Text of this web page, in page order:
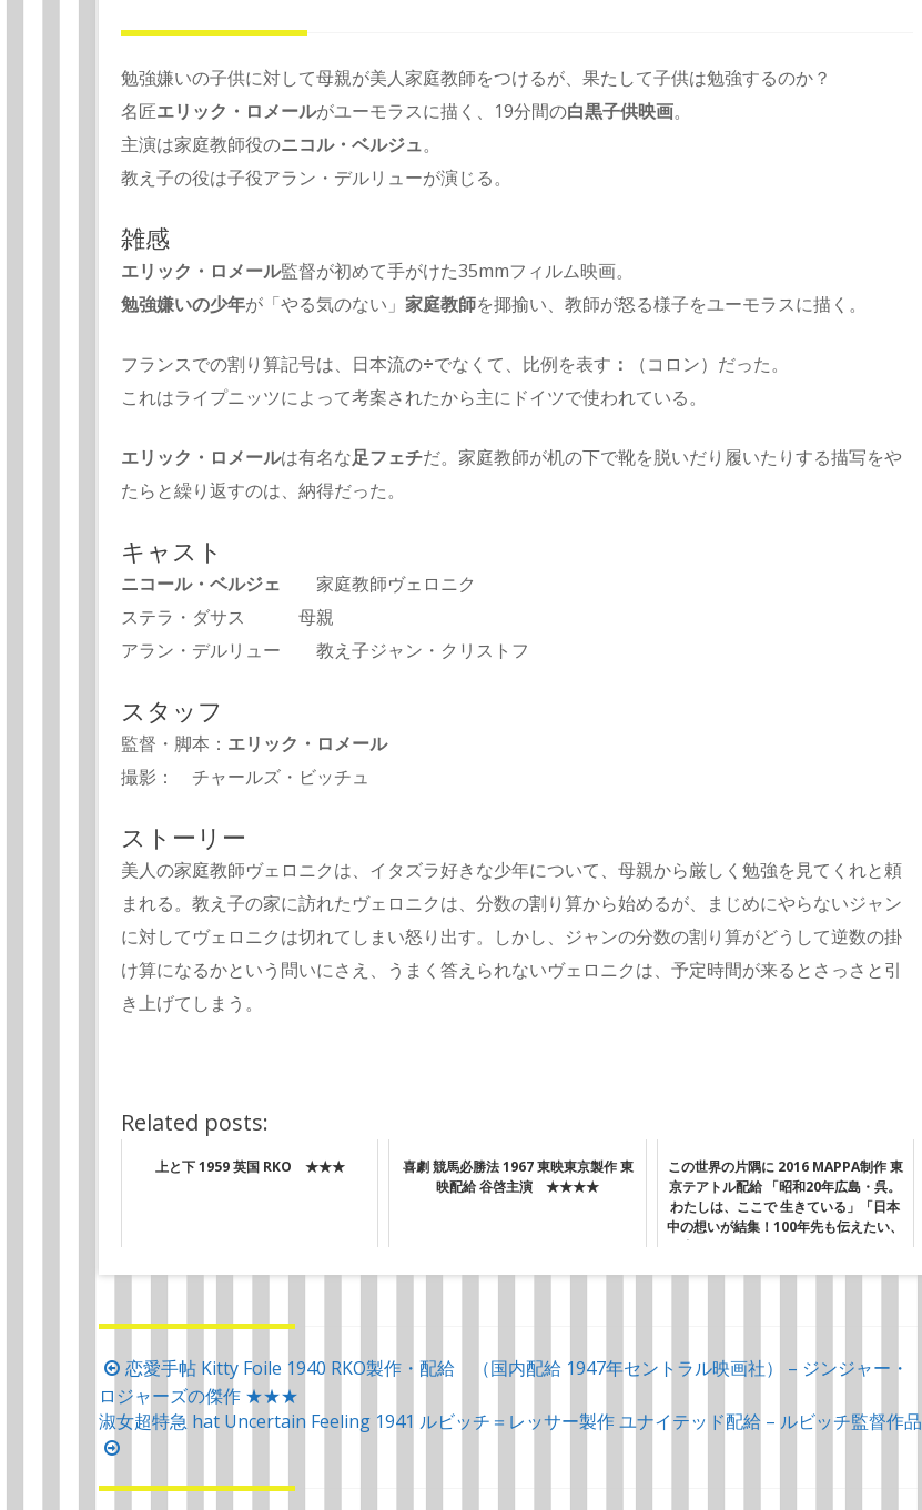
勉強嫌いの子供に対して母親が美人家庭教師をつけるが、果たして子供は勉強するのか？
名匠エリック・ロメールがユーモラスに描く、19分間の白黒子供映画。
主演は家庭教師役のニコル・ベルジュ。
教え子の役は子役アラン・デルリューが演じる。
雑感
エリック・ロメール監督が初めて手がけた35mmフィルム映画。
勉強嫌いの少年が「やる気のない」 家庭教師を揶揄い、教師が怒る様子をユーモラスに描く。
フランスでの割り算記号は、日本流の÷でなくて、比例を表す ：
（コロン）だった。
これはライプニッツによって考案されたから主にドイツで使われている。
エリック・ロメールは有名な足フェチだ。家庭教師が机の下で靴を脱いだり履いたりする描写をや
たらと繰り返すのは、納得だった。
キャスト
ニコール・ベルジェ 家庭教師ヴェロニク
ステラ・ダサス 母親
アラン・デルリュー 教え子ジャン・クリストフ
スタッフ
監督・脚本： エリック・ロメール
撮影： チャールズ・ビッチュ
ストーリー
美人の家庭教師ヴェロニクは、イタズラ好きな少年について、母親から厳しく勉強を見てくれと頼
まれる。教え子の家に訪れたヴェロニクは、分数の割り算から始めるが、まじめにやらないジャン
に対してヴェロニクは切れてしまい怒り出す。しかし、ジャンの分数の割り算がどうして逆数の掛
け算になるかという問いにさえ、うまく答えられないヴェロニクは、予定時間が来るとさっさと引
き上げてしまう。
Related posts:
上と下 1959 英国 RKO ★★★
喜劇 競馬必勝法 1967 東映東京製作 東
映配給 谷啓主演 ★★★★
この世界の片隅に 2016 MAPPA制作 東
京テアトル配給 「昭和20年広島・呉。
わたしは、ここで 生きている」「日本
中の想いが結集！100年先も伝えたい、
珠玉のアニメーション」★★★★★
投
稿
ナ
ビ
ゲ
恋愛手帖 Kitty Foile 1940 RKO製作・配給 （国内配給 1947年セントラル映画社） – ジンジャー・
ロジャーズの傑作 ★★★
淑女超特急 hat Uncertain Feeling 1941 ルビッチ＝レッサー製作 ユナイテッド配給 – ルビッチ監督作品